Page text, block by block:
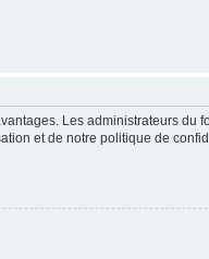
Les administrateurs
et de notre politique de